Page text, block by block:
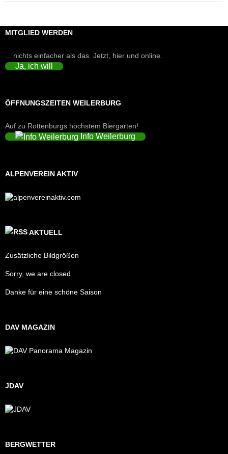
MITGLIED WERDEN
... nichts einfacher als das. Jetzt, hier und online.
Ja, ich will
ÖFFNUNGSZEITEN WEILERBURG
Auf zu Rottenburgs höchstem Biergarten!
Info Weilerburg
ALPENVEREIN AKTIV
AKTUELL
Zusätzliche Bildgrößen
Sorry, we are closed
Danke für eine schöne Saison
DAV MAGAZIN
JDAV
BERGWETTER